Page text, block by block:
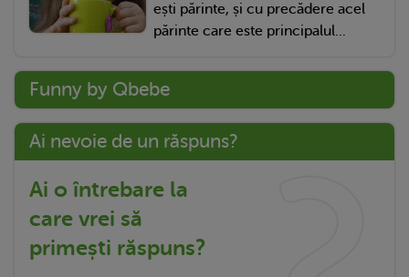
ești părinte, și cu precădere acel
părinte care este principalul...
Funny by Qbebe
Ai nevoie de un răspuns?
Ai o întrebare la
care vrei să
primești răspuns?